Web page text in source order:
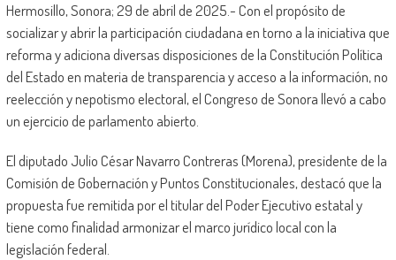
Hermosillo, Sonora; 29 de abril de 2025.- Con el propósito de
socializar y abrir la participación ciudadana en torno a la iniciativa que
reforma y adiciona diversas disposiciones de la Constitución Política
del Estado en materia de transparencia y acceso a la información, no
reelección y nepotismo electoral, el Congreso de Sonora llevó a cabo
un ejercicio de parlamento abierto.
El diputado Julio César Navarro Contreras (Morena), presidente de la
Comisión de Gobernación y Puntos Constitucionales, destacó que la
propuesta fue remitida por el titular del Poder Ejecutivo estatal y
tiene como finalidad armonizar el marco jurídico local con la
legislación federal.